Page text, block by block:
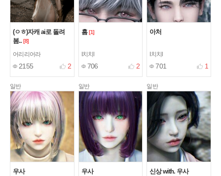
(ㅇㅎ)자캐 ai로 돌려
봄.. [8]
어리리어라
2155 2
흠 [1]
I치치l
706 2
아처
I치치l
701 1
일반
우사
일반
우사
일반
신상 with. 우사